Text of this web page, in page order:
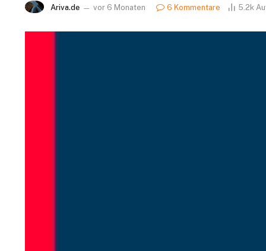
Ariva.de vor 6 Monaten 6 Kommentare 5.2k